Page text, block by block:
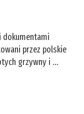
dokumentami
przez polskie
grzywny i ...